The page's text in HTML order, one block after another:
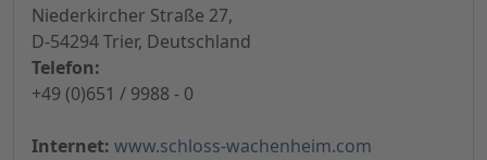
Niederkircher Straße 27,
D-54294 Trier, Deutschland
Telefon:
+49 (0)651 / 9988 - 0
Internet: www.schloss-wachenheim.com